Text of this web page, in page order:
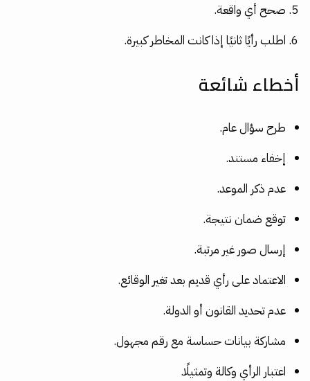
صحح أي واقعة.
اطلب رأيًا ثانيًا إذا كانت المخاطر كبيرة.
أخطاء شائعة
طرح سؤال عام.
إخفاء مستند.
عدم ذكر الموعد.
توقع ضمان نتيجة.
إرسال صور غير مرتبة.
الاعتماد على رأي قديم بعد تغير الوقائع.
عدم تحديد القانون أو الدولة.
مشاركة بيانات حساسة مع رقم مجهول.
اعتبار الرأي وكالة وتمثيلًا.